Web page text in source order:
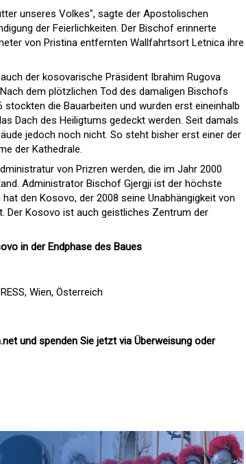
unseres Volkes", sagte der Apostolischen
der Feierlichkeiten. Der Bischof erinnerte
von Pristina entfernten Wallfahrtsort Letnica ihre
der kosovarische Präsident Ibrahim Rugova
dem plötzlichen Tod des damaligen Bischofs
die Bauarbeiten und wurden erst eineinhalb
Dach des Heiligtums gedeckt werden. Seit damals
jedoch noch nicht. So steht bisher erst einer der
der Kathedrale.
von Prizren werden, die im Jahr 2000
Administrator Bischof Gjergji ist der höchste
den Kosovo, der 2008 seine Unabhängigkeit von
Der Kosovo ist auch geistliches Zentrum der
in der Endphase des Baues
Wien, Österreich
und spenden Sie jetzt via Überweisung oder